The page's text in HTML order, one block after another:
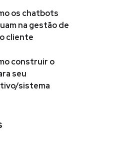
os chatbots
na gestão de
cliente
construir o
seu
sistema